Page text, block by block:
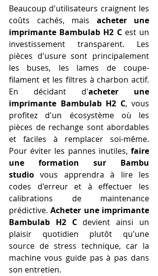
Beaucoup d'utilisateurs craignent les
coûts cachés, mais acheter une
imprimante Bambulab H2 C est un
investissement transparent. Les
pièces d'usure sont principalement
les buses, les lames de coupe-
filament et les filtres à charbon actif.
En décidant d'acheter une
imprimante Bambulab H2 C, vous
profitez d'un écosystème où les
pièces de rechange sont abordables
et faciles à remplacer soi-même.
Pour éviter les pannes inutiles, faire
une formation sur Bambu
studio vous apprendra à lire les
codes d'erreur et à effectuer les
calibrations de maintenance
prédictive. Acheter une imprimante
Bambulab H2 C devient ainsi un
plaisir quotidien plutôt qu'une
source de stress technique, car la
machine vous guide pas à pas dans
son entretien.